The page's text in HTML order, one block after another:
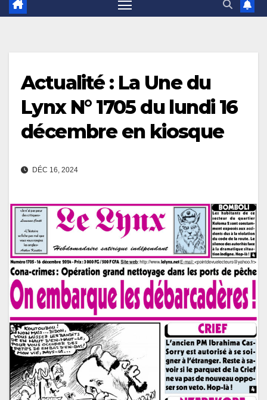
Actualité : La Une du
Lynx N° 1705 du lundi 16
décembre en kiosque
DÉC 16, 2024